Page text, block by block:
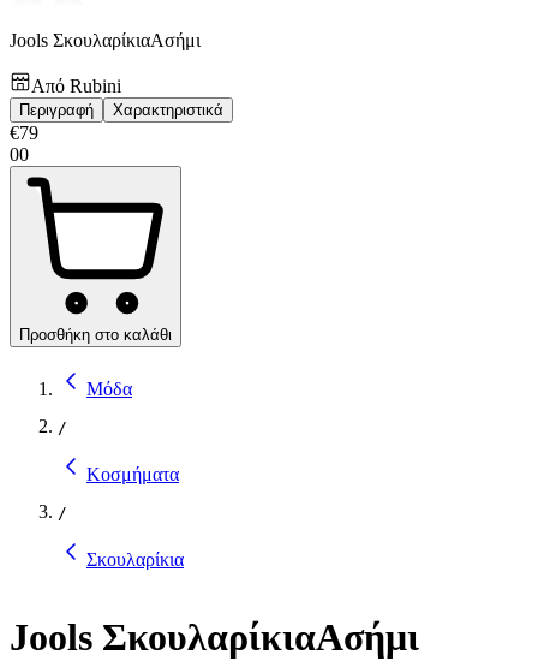
Jools ΣκουλαρίκιαΑσήμι
Από Rubini
Περιγραφή Χαρακτηριστικά
€79
00
Προσθήκη στο καλάθι
Μόδα
/
Κοσμήματα
/
Σκουλαρίκια
Jools ΣκουλαρίκιαΑσήμι